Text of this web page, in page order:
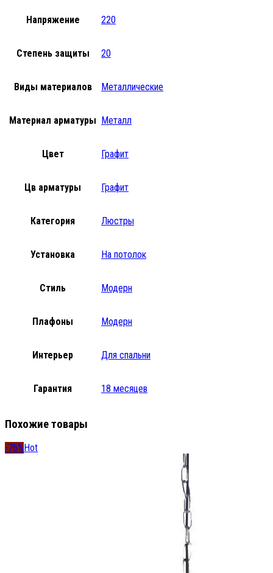
Напряжение 220
Степень защиты 20
Виды материалов Металлические
Материал арматуры Металл
Цвет Графит
Цв арматуры Графит
Категория Люстры
Установка На потолок
Стиль Модерн
Плафоны Модерн
Интерьер Для спальни
Гарантия 18 месяцев
Похожие товары
-76% Hot